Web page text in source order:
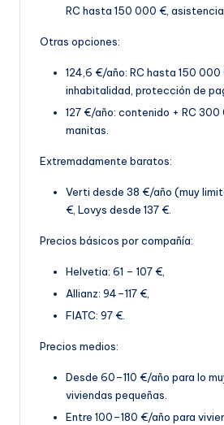
RC hasta 150 000 €,
Otras opciones:
124,6 €/año: RC hasta 150 000
inhabitalidad, protección de
127 €/año: contenido + RC 300
manitas
Extremadamente baratos:
Verti desde 38 €/año (muy
€, Lovys desde 137 €.
Precios básicos por compañía:
Helvetia: 61 – 107 €,
Allianz: 94–117 €,
FIATC: 97 €.
Precios medios:
Desde 60–110 €/año para lo
viviendas pequeñas.
Entre 100–180 €/año para